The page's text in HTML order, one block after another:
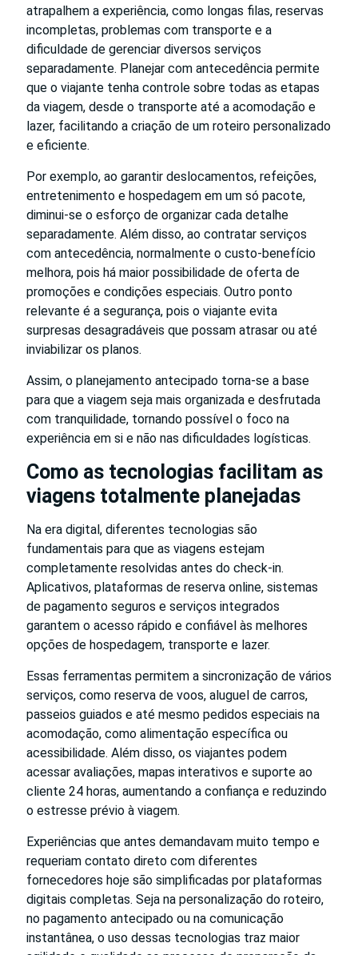
atrapalhem a experiência, como longas filas, reservas
incompletas, problemas com transporte e a
dificuldade de gerenciar diversos serviços
separadamente. Planejar com antecedência permite
que o viajante tenha controle sobre todas as etapas
da viagem, desde o transporte até a acomodação e
lazer, facilitando a criação de um roteiro personalizado
e eficiente.
Por exemplo, ao garantir deslocamentos, refeições,
entretenimento e hospedagem em um só pacote,
diminui-se o esforço de organizar cada detalhe
separadamente. Além disso, ao contratar serviços
com antecedência, normalmente o custo-benefício
melhora, pois há maior possibilidade de oferta de
promoções e condições especiais. Outro ponto
relevante é a segurança, pois o viajante evita
surpresas desagradáveis que possam atrasar ou até
inviabilizar os planos.
Assim, o planejamento antecipado torna-se a base
para que a viagem seja mais organizada e desfrutada
com tranquilidade, tornando possível o foco na
experiência em si e não nas dificuldades logísticas.
Como as tecnologias facilitam as
viagens totalmente planejadas
Na era digital, diferentes tecnologias são
fundamentais para que as viagens estejam
completamente resolvidas antes do check-in.
Aplicativos, plataformas de reserva online, sistemas
de pagamento seguros e serviços integrados
garantem o acesso rápido e confiável às melhores
opções de hospedagem, transporte e lazer.
Essas ferramentas permitem a sincronização de vários
serviços, como reserva de voos, aluguel de carros,
passeios guiados e até mesmo pedidos especiais na
acomodação, como alimentação específica ou
acessibilidade. Além disso, os viajantes podem
acessar avaliações, mapas interativos e suporte ao
cliente 24 horas, aumentando a confiança e reduzindo
o estresse prévio à viagem.
Experiências que antes demandavam muito tempo e
requeriam contato direto com diferentes
fornecedores hoje são simplificadas por plataformas
digitais completas. Seja na personalização do roteiro,
no pagamento antecipado ou na comunicação
instantânea, o uso dessas tecnologias traz maior